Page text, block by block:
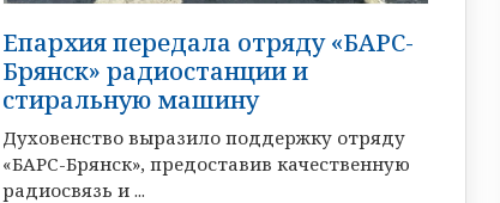
Епархия передала отряду «БАРС-
Брянск» радиостанции и
стиральную машину
Духовенство выразило поддержку отряду
«БАРС-Брянск», предоставив качественную
радиосвязь и ...